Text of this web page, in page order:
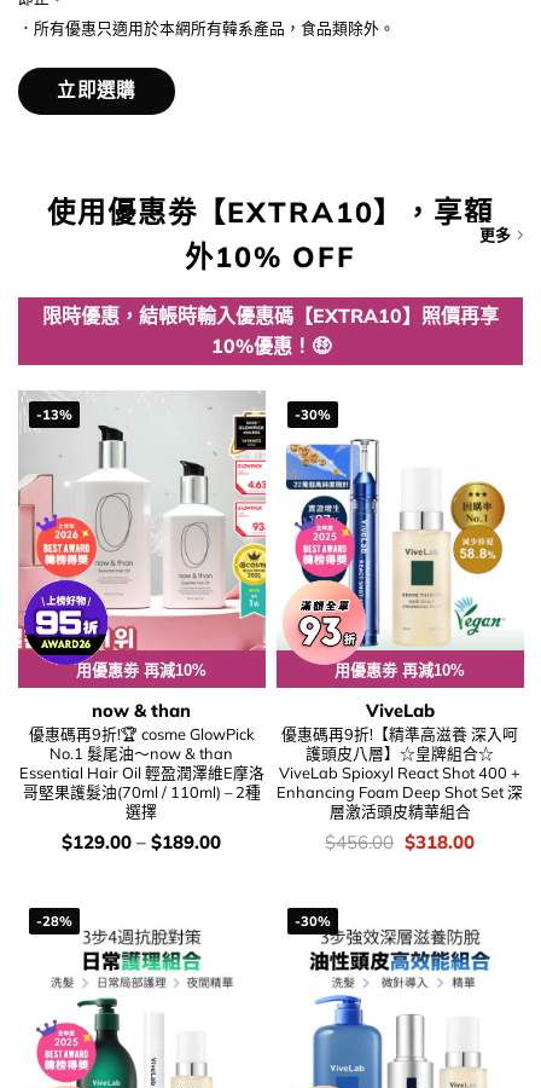
．所有優惠只適用於本網所有韓系產品，食品類除外。
立即選購
使用優惠劵【EXTRA10】，享額
外10% OFF
更多
限時優惠，結帳時輸入優惠碼【EXTRA10】照價再享
10%優惠！🤑
-13%
用優惠劵 再減10%
now & than
優惠碼再9折!🏆 cosme GlowPick
No.1 髮尾油～now & than
Essential Hair Oil 輕盈潤澤維E摩洛
哥堅果護髮油(70ml / 110ml) – 2種
選擇
價
錢：
$129.00 – $189.00
-30%
用優惠劵 再減10%
ViveLab
優惠碼再9折!【精準高滋養 深入呵
護頭皮八層】☆皇牌組合☆
ViveLab Spioxyl React Shot 400 +
Enhancing Foam Deep Shot Set 深
層激活頭皮精華組合
價
錢：
$456.00 Original
price
$318.00Current
-28% -30%